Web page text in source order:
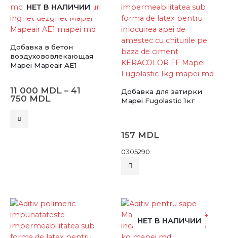
НЕТ В НАЛИЧИИ
Добавка в бетон
воздухововлекающая
Mapei Mapeair AE1
11 000 MDL – 41
750 MDL
Этот
на
странице
товара.
Добавка для затирки
Mapei Fugolastic 1кг
157 MDL
0305290
НЕТ В НАЛИЧИИ